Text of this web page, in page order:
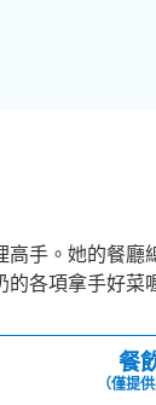
手。她的餐
各項拿手好菜
餐
（僅提